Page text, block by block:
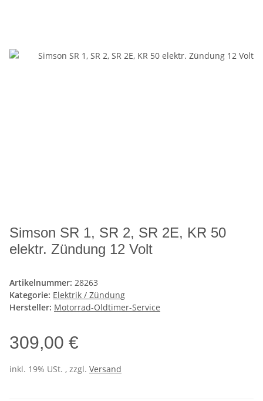
Simson SR 1, SR 2, SR 2E, KR 50
elektr. Zündung 12 Volt
Artikelnummer: 28263
Kategorie: Elektrik / Zündung
Hersteller: Motorrad-Oldtimer-Service
309,00 €
inkl. 19% USt. , zzgl. Versand